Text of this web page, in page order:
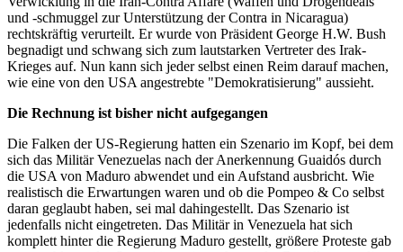
und -schmuggel zur Unterstützung der Contra in Nicaragua)
rechtskräftig verurteilt. Er wurde von Präsident George H.W. Bush
begnadigt und schwang sich zum lautstarken Vertreter des Irak-
Krieges auf. Nun kann sich jeder selbst einen Reim darauf machen,
wie eine von den USA angestrebte "Demokratisierung" aussieht.
Die Rechnung ist bisher nicht aufgegangen
Die Falken der US-Regierung hatten ein Szenario im Kopf, bei dem
sich das Militär Venezuelas nach der Anerkennung Guaidós durch
die USA von Maduro abwendet und ein Aufstand ausbricht. Wie
realistisch die Erwartungen waren und ob die Pompeo & Co selbst
daran geglaubt haben, sei mal dahingestellt. Das Szenario ist
jedenfalls nicht eingetreten. Das Militär in Venezuela hat sich
komplett hinter die Regierung Maduro gestellt, größere Proteste gab